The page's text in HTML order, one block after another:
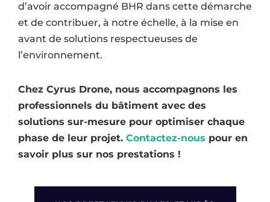
d’avoir accompagné BHR dans cette démarche
et de contribuer, à notre échelle, à la mise en
avant de solutions respectueuses de
l’environnement.
Chez Cyrus Drone, nous accompagnons les
professionnels du bâtiment avec des
solutions sur-mesure pour optimiser chaque
phase de leur projet. Contactez-nous pour en
savoir plus sur nos prestations !